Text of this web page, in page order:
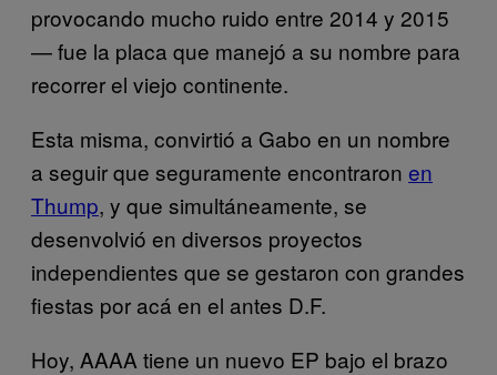
provocando mucho ruido entre 2014 y 2015
— fue la placa que manejó a su nombre para
recorrer el viejo continente.
Esta misma, convirtió a Gabo en un nombre
a seguir que seguramente encontraron en
Thump, y que simultáneamente, se
desenvolvió en diversos proyectos
independientes que se gestaron con grandes
fiestas por acá en el antes D.F.
Hoy, AAAA tiene un nuevo EP bajo el brazo